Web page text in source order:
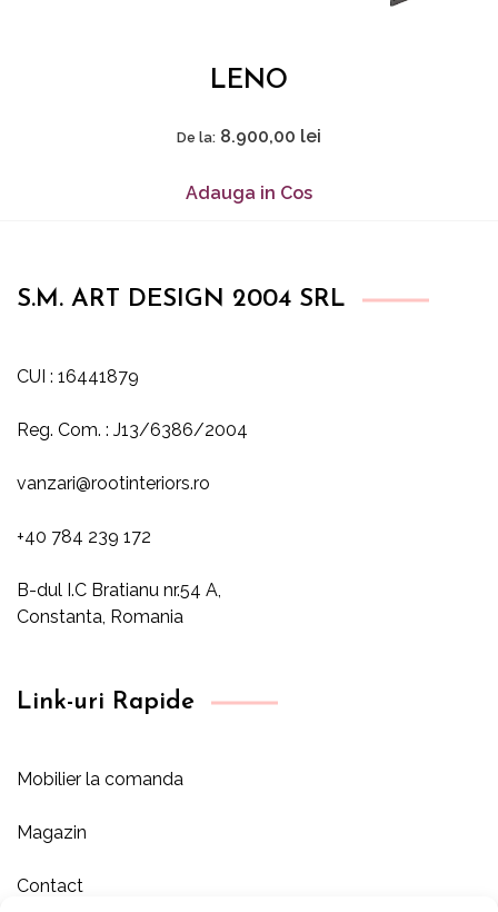
LENO
De la: 8.900,00 lei
Adauga in Cos
S.M. ART DESIGN 2004 SRL
CUI : 16441879
Reg. Com. : J13/6386/2004
vanzari@rootinteriors.ro
+40 784 239 172
B-dul I.C Bratianu nr.54 A,
Constanta, Romania
Link-uri Rapide
Mobilier la comanda
Magazin
Contact